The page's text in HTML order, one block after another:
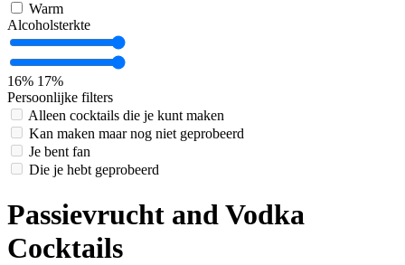
Warm
Alcoholsterkte
16% 17%
Persoonlijke filters
Alleen cocktails die je kunt maken
Kan maken maar nog niet geprobeerd
Je bent fan
Die je hebt geprobeerd
Passievrucht and Vodka
Cocktails